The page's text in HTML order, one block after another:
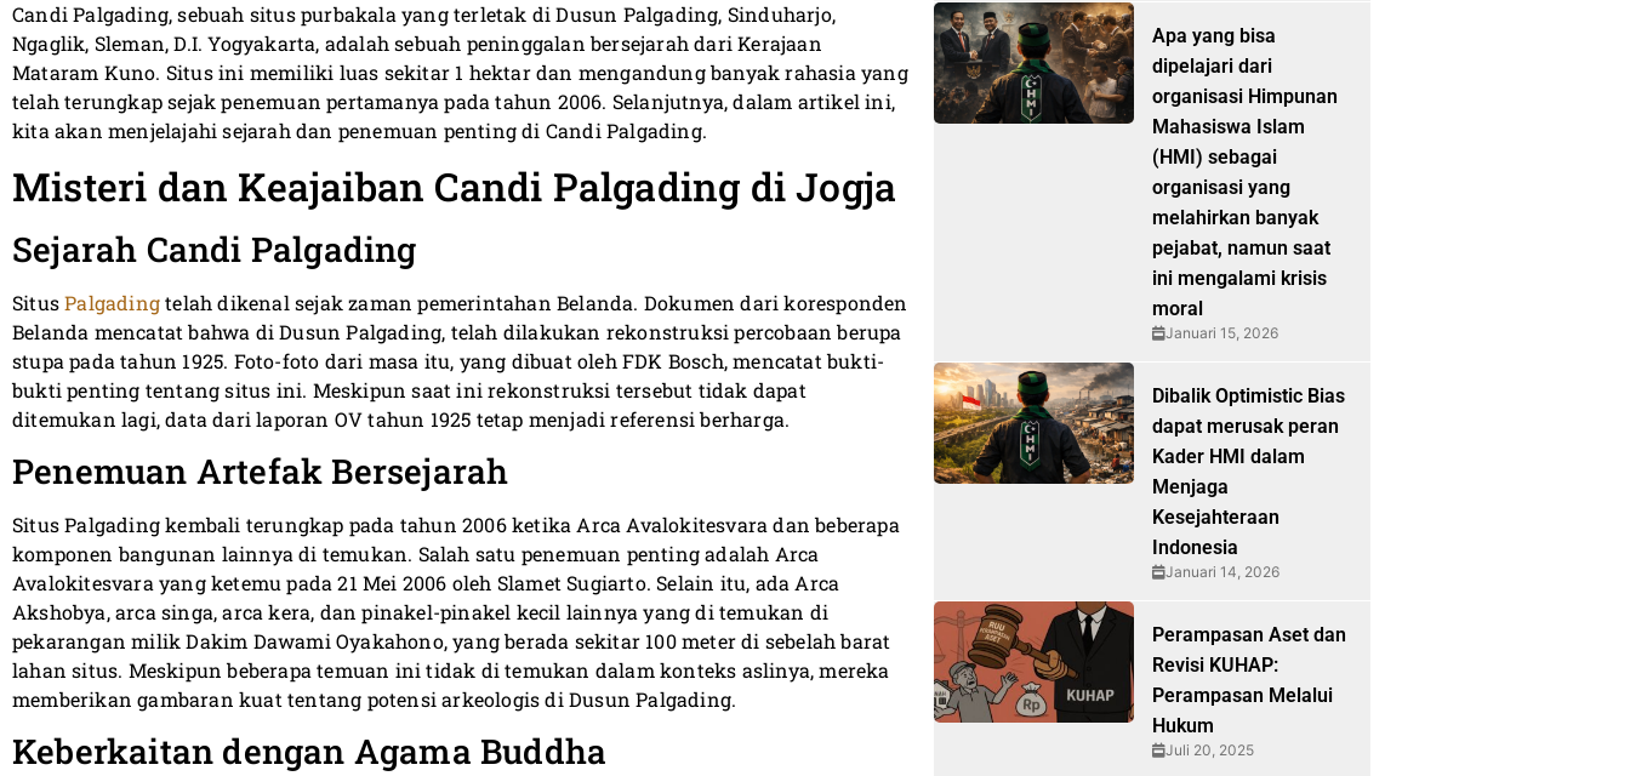
Candi Palgading, sebuah situs purbakala yang terletak di Dusun Palgading, Sinduharjo,
Ngaglik, Sleman, D.I. Yogyakarta, adalah sebuah peninggalan bersejarah dari Kerajaan
Mataram Kuno. Situs ini memiliki luas sekitar 1 hektar dan mengandung banyak rahasia yang
telah terungkap sejak penemuan pertamanya pada tahun 2006. Selanjutnya, dalam artikel ini,
kita akan menjelajahi sejarah dan penemuan penting di Candi Palgading.
Misteri dan Keajaiban Candi Palgading di Jogja
Sejarah Candi Palgading
SitusPalgadingtelah dikenal sejak zaman pemerintahan Belanda. Dokumen dari koresponden
Belanda mencatat bahwa di Dusun Palgading, telah dilakukan rekonstruksi percobaan berupa
stupa pada tahun 1925. Foto-foto dari masa itu, yang dibuat oleh FDK Bosch, mencatat bukti-
bukti penting tentang situs ini. Meskipun saat ini rekonstruksi tersebut tidak dapat
ditemukan lagi, data dari laporan OV tahun 1925 tetap menjadi referensi berharga.
Penemuan Artefak Bersejarah
Situs Palgading kembali terungkap pada tahun 2006 ketika Arca Avalokitesvara dan beberapa
komponen bangunan lainnya di temukan. Salah satu penemuan penting adalah Arca
Avalokitesvara yang ketemu pada 21 Mei 2006 oleh Slamet Sugiarto. Selain itu, ada Arca
Akshobya, arca singa, arca kera, dan pinakel-pinakel kecil lainnya yang di temukan di
pekarangan milik Dakim Dawami Oyakahono, yang berada sekitar 100 meter di sebelah barat
lahan situs. Meskipun beberapa temuan ini tidak di temukan dalam konteks aslinya, mereka
memberikan gambaran kuat tentang potensi arkeologis di Dusun Palgading.
Keberkaitan dengan Agama Buddha
Apa yang bisa
dipelajari dari
organisasi Himpunan
Mahasiswa Islam
(HMI) sebagai
organisasi yang
melahirkan banyak
pejabat, namun saat
ini mengalami krisis
moral
Januari 15, 2026
Dibalik Optimistic Bias
dapat merusak peran
Kader HMI dalam
Menjaga
Kesejahteraan
Indonesia
Januari 14, 2026
Perampasan Aset dan
Revisi KUHAP:
Perampasan Melalui
Hukum
Juli 20, 2025